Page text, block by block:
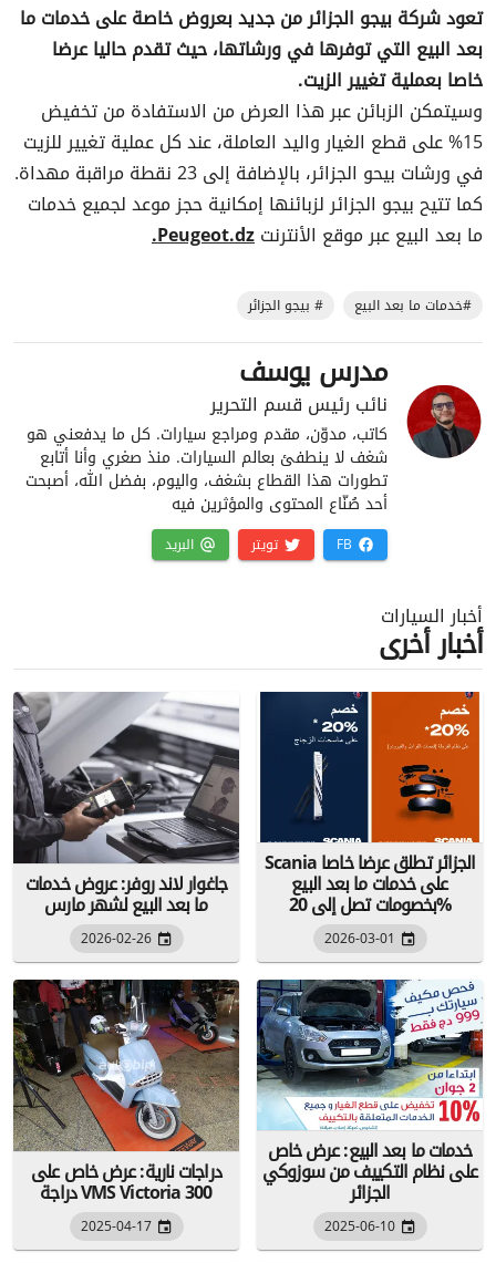
تعود شركة بيجو الجزائر من جديد بعروض خاصة على خدمات ما
بعد البيع التي توفرها في ورشاتها، حيث تقدم حاليا عرضا
خاصا بعملية تغيير الزيت.
وسيتمكن الزبائن عبر هذا العرض من الاستفادة من تخفيض
15% على قطع الغيار واليد العاملة، عند كل عملية تغيير للزيت
في ورشات بيحو الجزائر، بالإضافة إلى 23 نقطة مراقبة مهداة.
كما تتيح بيجو الجزائر لزبائنها إمكانية حجز موعد لجميع خدمات
ما بعد البيع عبر موقع الأنترنتPeugeot.dz.
#خدمات ما بعد البيع # بيجو الجزائر
مدرس يوسف
نائب رئيس قسم التحرير
كاتب، مدوّن، مقدم ومراجع سيارات. كل ما يدفعني هو
شغف لا ينطفئ بعالم السيارات. منذ صغري وأنا أتابع
تطورات هذا القطاع بشغف، واليوم، بفضل الله، أصبحت
أحد صُنّاع المحتوى والمؤثرين فيه
FB تويتر البريد
أخبار السيارات
أخبار أخرى
Scania الجزائر تطلق عرضا خاصا
على خدمات ما بعد البيع
بخصومات تصل إلى 20%
2026-03-01
جاغوار لاند روفر: عروض خدمات
ما بعد البيع لشهر مارس
2026-02-26
خدمات ما بعد البيع: عرض خاص
على نظام التكييف من سوزوكي
الجزائر
2025-06-10
دراجات نارية: عرض خاص على
دراجة VMS Victoria 300
2025-04-17